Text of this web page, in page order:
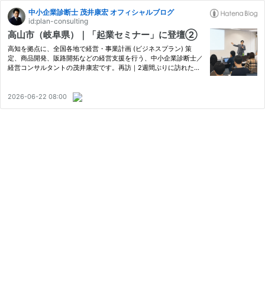
中小企業診断士 茂井康宏 オフィシャルブログ
id:plan-consulting
高山市（岐阜県）｜「起業セミナー」に登壇②
高知を拠点に、全国各地で経営・事業計画 (ビジネスプラン) 策
定、商品開発、販路開拓などの経営支援を行う、中小企業診断士／
経営コンサルタントの茂井康宏です。再訪｜2週間ぶりに訪れた
ょ…
2026-06-22 08:00